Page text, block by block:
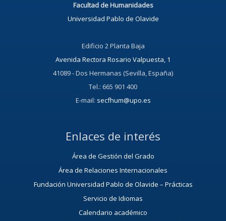
Facultad de Humanidades
Universidad Pablo de Olavide
Edificio 2 Planta Baja
Avenida Rectora Rosario Valpuesta, 1
41089 - Dos Hermanas (Sevilla, España)
Tel.: 665 901 400
E-mail: secfhum@upo.es
Enlaces de interés
Área de Gestión del Grado
Área de Relaciones Internacionales
Fundación Universidad Pablo de Olavide – Prácticas
Servicio de Idiomas
Calendario académico